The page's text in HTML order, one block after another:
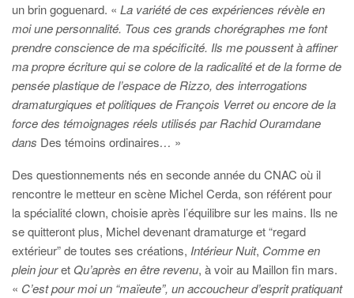
un brin goguenard. « La variété de ces expériences révèle en
moi une personnalité. Tous ces grands chorégraphes me font
prendre conscience de ma spécificité. Ils me poussent à affiner
ma propre écriture qui se colore de la radicalité et de la forme de
pensée plastique de l’espace de Rizzo, des interrogations
dramaturgiques et politiques de François Verret ou encore de la
force des témoignages réels utilisés par Rachid Ouramdane
dans Des témoins ordinaires… »
Des questionnements nés en seconde année du CNAC où il
rencontre le metteur en scène Michel Cerda, son référent pour
la spécialité clown, choisie après l’équilibre sur les mains. Ils ne
se quitteront plus, Michel devenant dramaturge et “regard
extérieur” de toutes ses créations, Intérieur Nuit, Comme en
plein jouret Qu’après en être revenu, à voir au Maillon fin mars.
« C’est pour moi un “maïeute”, un accoucheur d’esprit pratiquant